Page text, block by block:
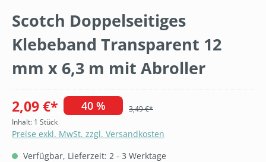
Scotch Doppelseitiges
Klebeband Transparent 12
mm x 6,3 m mit Abroller
2,09 €* 40 %
3,49 €*
Inhalt: 1 Stück
Preise exkl. MwSt. zzgl. Versandkosten
Verfügbar, Lieferzeit: 2 - 3 Werktage